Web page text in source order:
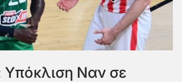
Υπόκλιση Ναν σε